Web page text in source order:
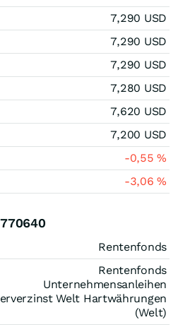
7,290 USD
7,290 USD
7,290 USD
7,280 USD
7,620 USD
7,200 USD
-0,55%
-3,06%
Rentenfonds
Rentenfonds
Unternehmensanleihen
Welt Hartwährungen
(Welt)